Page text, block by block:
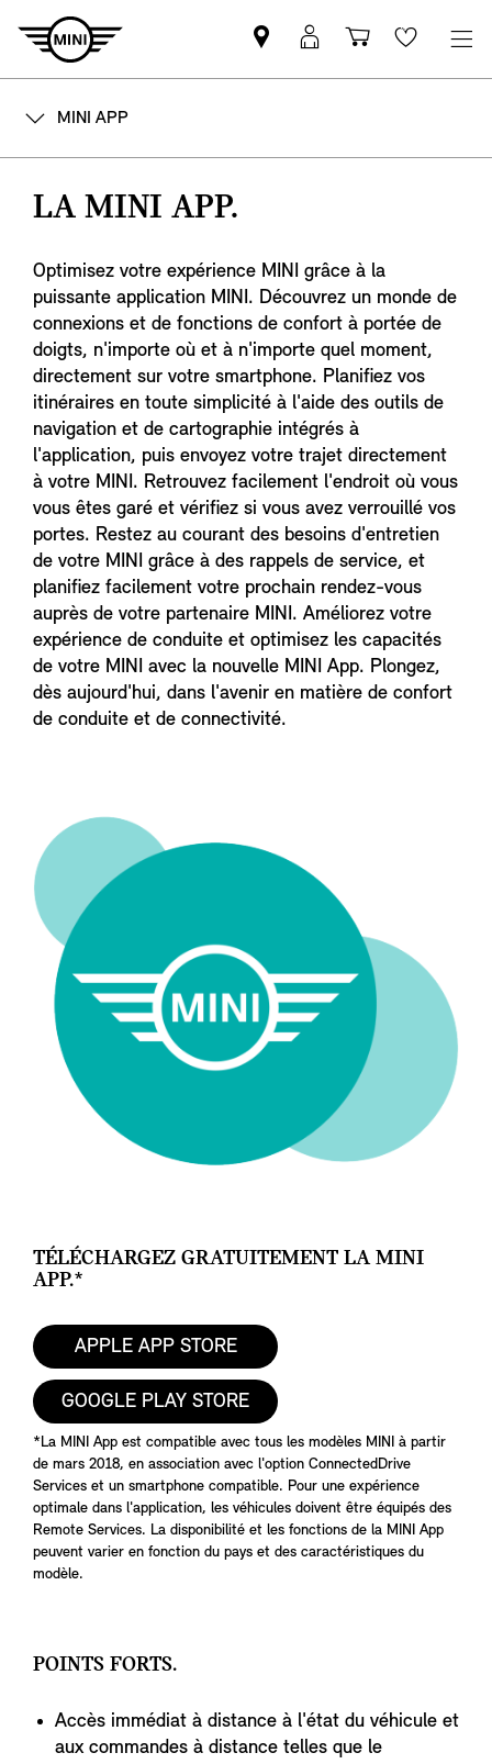
Trouver
un
Connexion
MyMINI
PanierWishlist
MINI APP
LA MINI APP.
Optimisez votre expérience MINI grâce à la
puissante application MINI. Découvrez un monde de
connexions et de fonctions de confort à portée de
doigts, n'importe où et à n'importe quel moment,
directement sur votre smartphone. Planifiez vos
itinéraires en toute simplicité à l'aide des outils de
navigation et de cartographie intégrés à
l'application, puis envoyez votre trajet directement
à votre MINI. Retrouvez facilement l'endroit où vous
vous êtes garé et vérifiez si vous avez verrouillé vos
portes. Restez au courant des besoins d'entretien
de votre MINI grâce à des rappels de service, et
planifiez facilement votre prochain rendez-vous
auprès de votre partenaire MINI. Améliorez votre
expérience de conduite et optimisez les capacités
de votre MINI avec la nouvelle MINI App. Plongez,
dès aujourd'hui, dans l'avenir en matière de confort
de conduite et de connectivité.
TÉLÉCHARGEZ GRATUITEMENT LA MINI
APP.*
APPLE APP STORE
GOOGLE PLAY STORE
*La MINI App est compatible avec tous les modèles MINI à partir
de mars 2018, en association avec l'option ConnectedDrive
Services et un smartphone compatible. Pour une expérience
optimale dans l'application, les véhicules doivent être équipés des
Remote Services. La disponibilité et les fonctions de la MINI App
peuvent varier en fonction du pays et des caractéristiques du
modèle.
POINTS FORTS.
Accès immédiat à distance à l'état du véhicule et
aux commandes à distance telles que le